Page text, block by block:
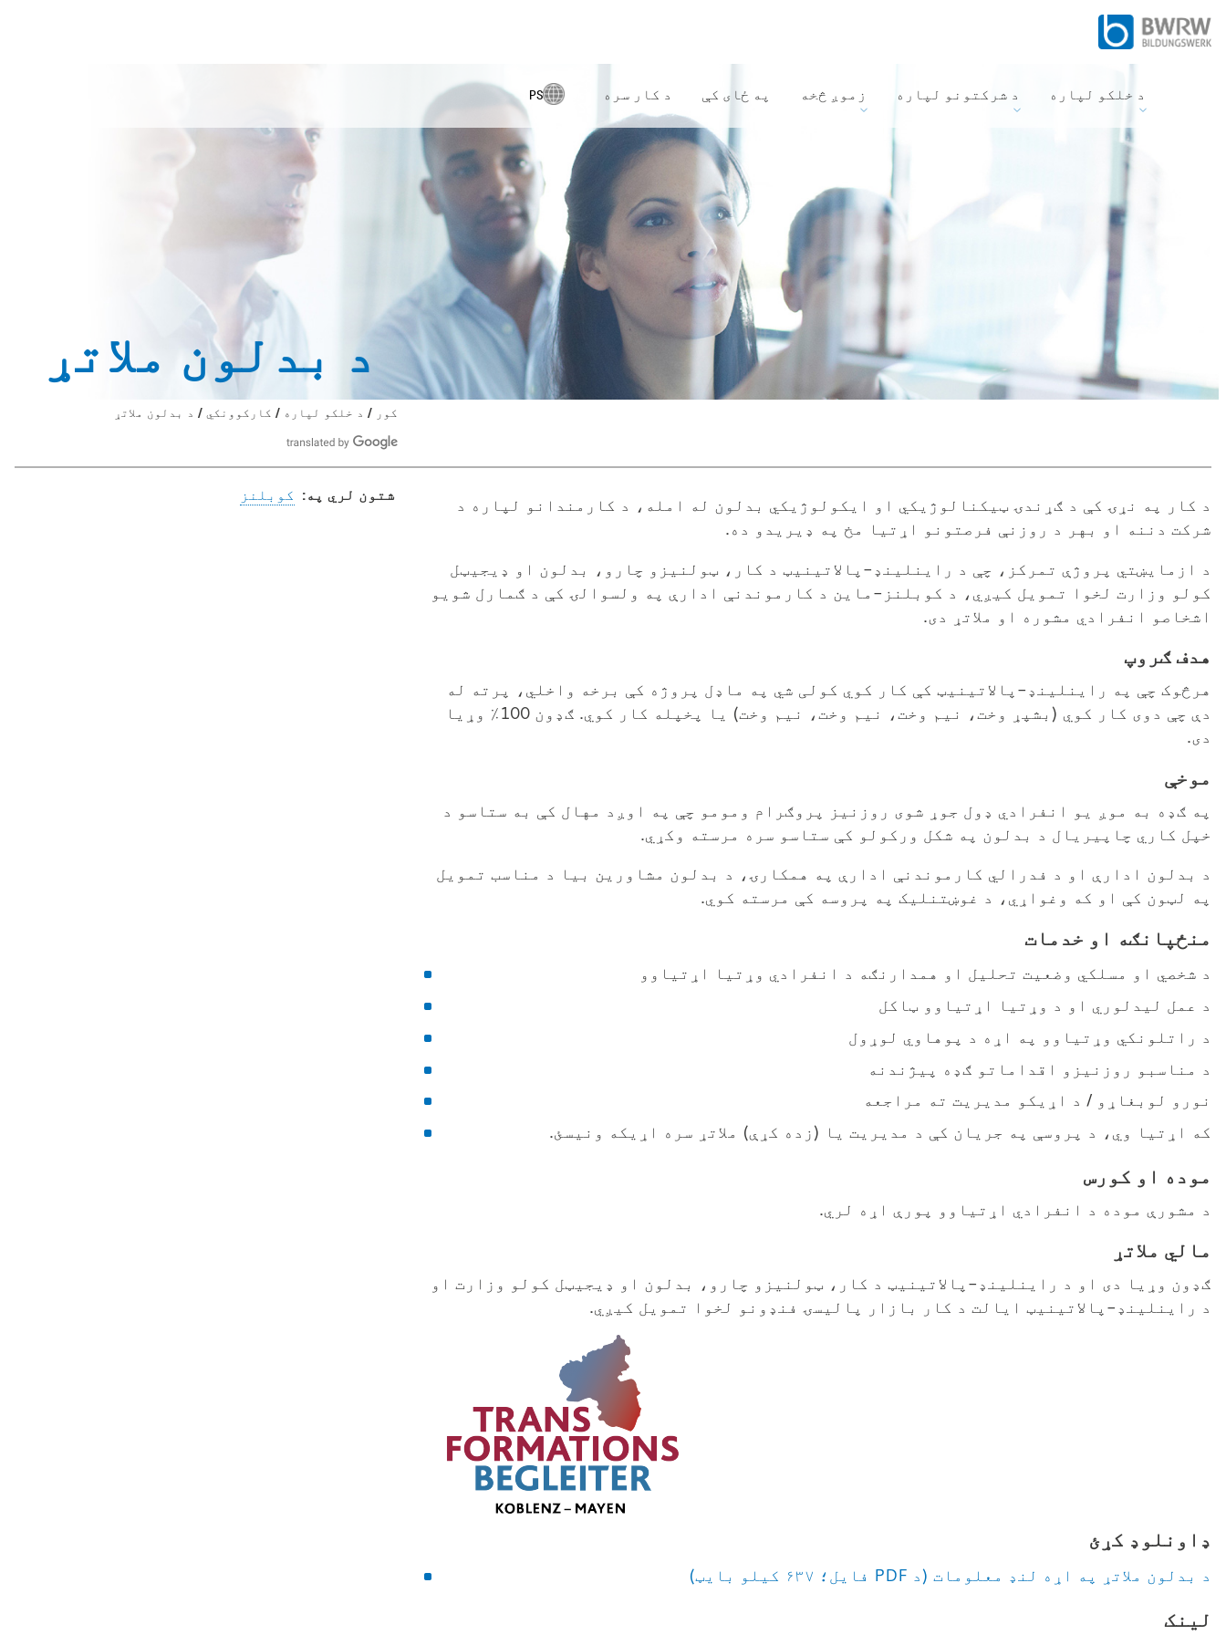
د بدلون ملاتړ
د خلکو لپاره د شرکتونو لپاره زموږ څخه په ځای کې
د کار سره
PS
ت
ا
س
و
ل
کور د خلکو لپاره کارکوونکي د بدلون ملاتړ
شتون لري په: کوبلنز د
بدلون
ملاتړ
د کار په نړۍ کې د ګړندۍ ټیکنالوژیکي او ایکولوژیکي بدلون له امله، د کارمندانو لپاره د
شرکت دننه او بهر د روزنې فرصتونو اړتیا مخ په ډیریدو ده.
د ازمایښتي پروژې تمرکز، چې د راینلینډ-پالاتینیټ د کار، ټولنیزو چارو، بدلون او ډیجیټل
کولو وزارت لخوا تمویل کیږي، د کوبلنز-ماین د کارموندنې ادارې په ولسوالۍ کې د ګمارل شویو
اشخاصو انفرادي مشوره او ملاتړ دی.
هدف ګروپ
هرڅوک چې په راینلینډ-پالاتینیټ کې کار کوي کولی شي په ماډل پروژه کې برخه واخلي، پرته له
دې چې دوی کار کوي (بشپړ وخت، نیم وخت، نیم وخت، نیم وخت) یا پخپله کار کوي. ګډون 100٪ وړیا
دی.
موخې
په ګډه به موږ یو انفرادي ډول جوړ شوی روزنیز پروګرام ومومو چې په اوږد مهال کې به ستاسو د
خپل کاري چاپیریال د بدلون په شکل ورکولو کې ستاسو سره مرسته وکړي.
د بدلون ادارې او د فدرالي کارموندنې ادارې په همکارۍ، د بدلون مشاورین بیا د مناسب تمویل
په لټون کې او که وغواړي، د غوښتنلیک په پروسه کې مرسته کوي.
منځپانګه او خدمات
د شخصي او مسلکي وضعیت تحلیل او همدارنګه د انفرادي وړتیا اړتیاوو
د عمل لیدلوري او د وړتیا اړتیاوو ټاکل
د راتلونکي وړتیاوو په اړه د پوهاوي لوړول
د مناسبو روزنیزو اقداماتو ګډه پیژندنه
نورو لوبغاړو / د اړیکو مدیریت ته مراجعه
که اړتیا وي، د پروسې په جریان کې د مدیریت یا (زده کړې) ملاتړ سره اړیکه ونیسئ.
موده او کورس
د مشورې موده د انفرادي اړتیاوو پورې اړه لري.
مالي ملاتړ
ګډون وړیا دی او د راینلینډ-پالاتینیټ د کار، ټولنیزو چارو، بدلون او ډیجیټل کولو وزارت او
د راینلینډ-پالاتینیټ ایالت د کار بازار پالیسۍ فنډونو لخوا تمویل کیږي.
ډاونلوډ کړئ
د بدلون ملاتړ په اړه لنډ معلومات (د PDF فایل؛ ۶۳۷ کیلو بایټ)
لینک